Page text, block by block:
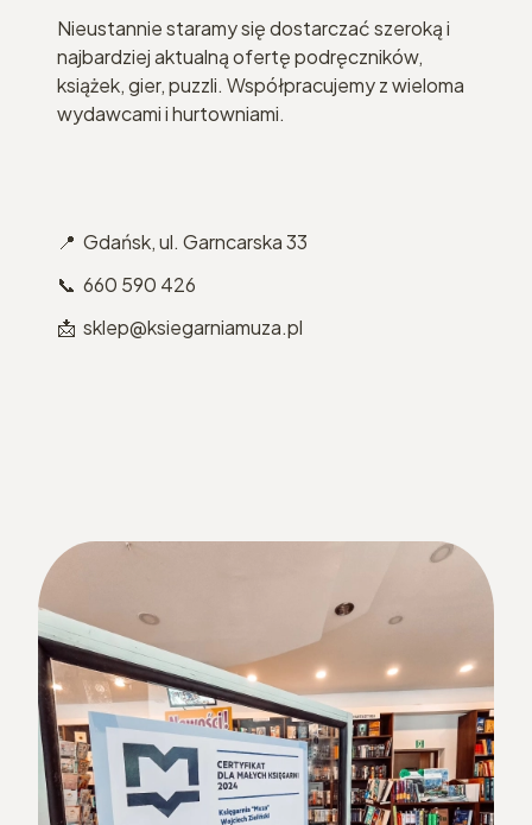
Nieustannie staramy się dostarczać szeroką i
najbardziej aktualną ofertę podręczników,
książek, gier, puzzli. Współpracujemy z wieloma
wydawcami i hurtowniami.
📍 Gdańsk, ul. Garncarska 33
📞 660 590 426
📩 sklep@ksiegarniamuza.pl